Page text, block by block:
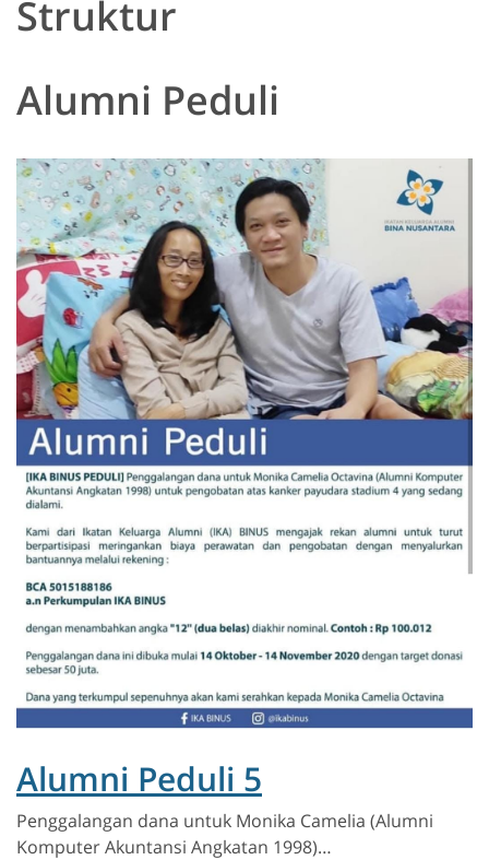
Struktur
Alumni Peduli
Alumni Peduli 5
Penggalangan dana untuk Monika Camelia (Alumni
Komputer Akuntansi Angkatan 1998)…